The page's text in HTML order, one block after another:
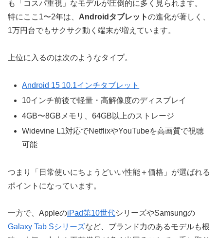
も「コスパ重視」なモデルが圧倒的に多く見られます。
特にここ1〜2年は、 Androidタブレットの進化が著しく、
1万円台でもサクサク動く端末が増えています。
上位に入るのは次のようなタイプ。
Android 15 10.1インチタブレット
10インチ前後で軽量・高解像度のディスプレイ
4GB〜8GBメモリ、64GB以上のストレージ
Widevine L1対応でNetflixやYouTubeを高画質で視聴
可能
つまり「日常使いにちょうどいい性能＋価格」が選ばれる
ポイントになっています。
一方で、AppleのiPad第10世代シリーズやSamsungの
Galaxy Tab Sシリーズなど、ブランド力のあるモデルも根